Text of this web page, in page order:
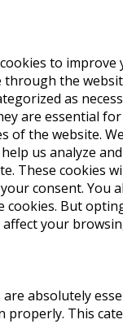
to improve
through the
as
are essential
of the website.
us analyze
These cookies
consent. You
cookies. But
your
are absolutely
properly. This